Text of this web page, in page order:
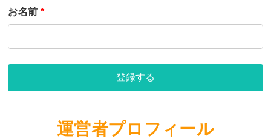
お名前 *
登録する
運営者プロフィール